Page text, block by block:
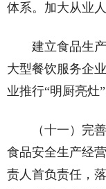
体系。加大从业
建立食品生
大型餐饮服务企
业推行“明厨亮灶”
（十一）完
食品安全生产经
责人首负责任，